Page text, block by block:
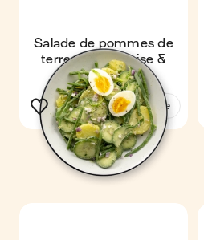
Salade de pommes de
terre, mayonnaise &
légumes verts
Voir la recette